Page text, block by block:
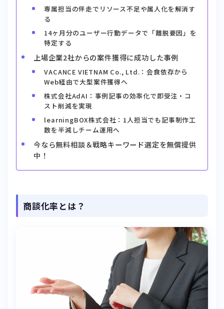
専属担当の伴走でリソース不足や属人化を解消す
る
14ヶ月分のユーザー行動データで「離脱要因」を
特定する
上場企業2社からの案件獲得に成功した事例
VACANCE VIETNAM Co., Ltd.：会食依存から
Web経由で大型案件獲得へ
株式会社AdAI：事例記事の効率化で即受注・コ
スト削減を実現
learningBOX株式会社：1人担当でも記事制作工
数を半減しチーム運用へ
今なら無料相談＆戦略キーワード選定を無償提供
中！
商談化率とは？